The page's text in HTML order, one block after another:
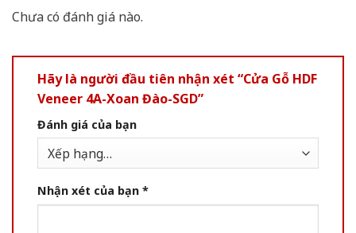
Chưa có đánh giá nào.
Hãy là người đầu tiên nhận xét “Cửa Gỗ HDF
Veneer 4A-Xoan Đào-SGD”
Đánh giá của bạn
Nhận xét của bạn *